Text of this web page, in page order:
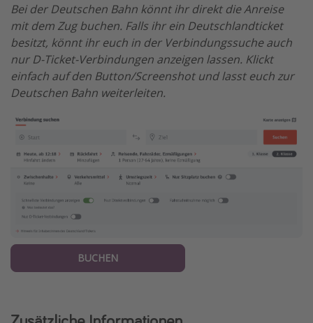
Bei der Deutschen Bahn könnt ihr direkt die Anreise
mit dem Zug buchen. Falls ihr ein Deutschlandticket
besitzt, könnt ihr euch in der Verbindungssuche auch
nur D-Ticket-Verbindungen anzeigen lassen. Klickt
einfach auf den Button/Screenshot und lasst euch zur
Deutschen Bahn weiterleiten.
BUCHEN